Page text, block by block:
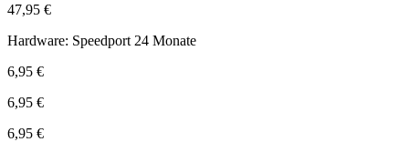
47,95 €
Hardware: Speedport 24 Monate
6,95 €
6,95 €
6,95 €